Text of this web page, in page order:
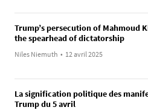
Trump’s persecution of Mahmoud
the spearhead of dictatorship
Niles Niemuth • 12 avril 2025
La signification politique des
Trump du 5 avril